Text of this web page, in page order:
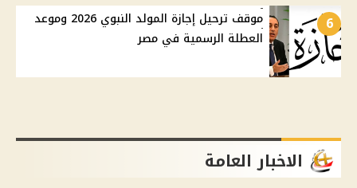
6
موقف ترحيل إجازة المولد النبوي 2026 وموعد
العطلة الرسمية في مصر
الاخبار العامة